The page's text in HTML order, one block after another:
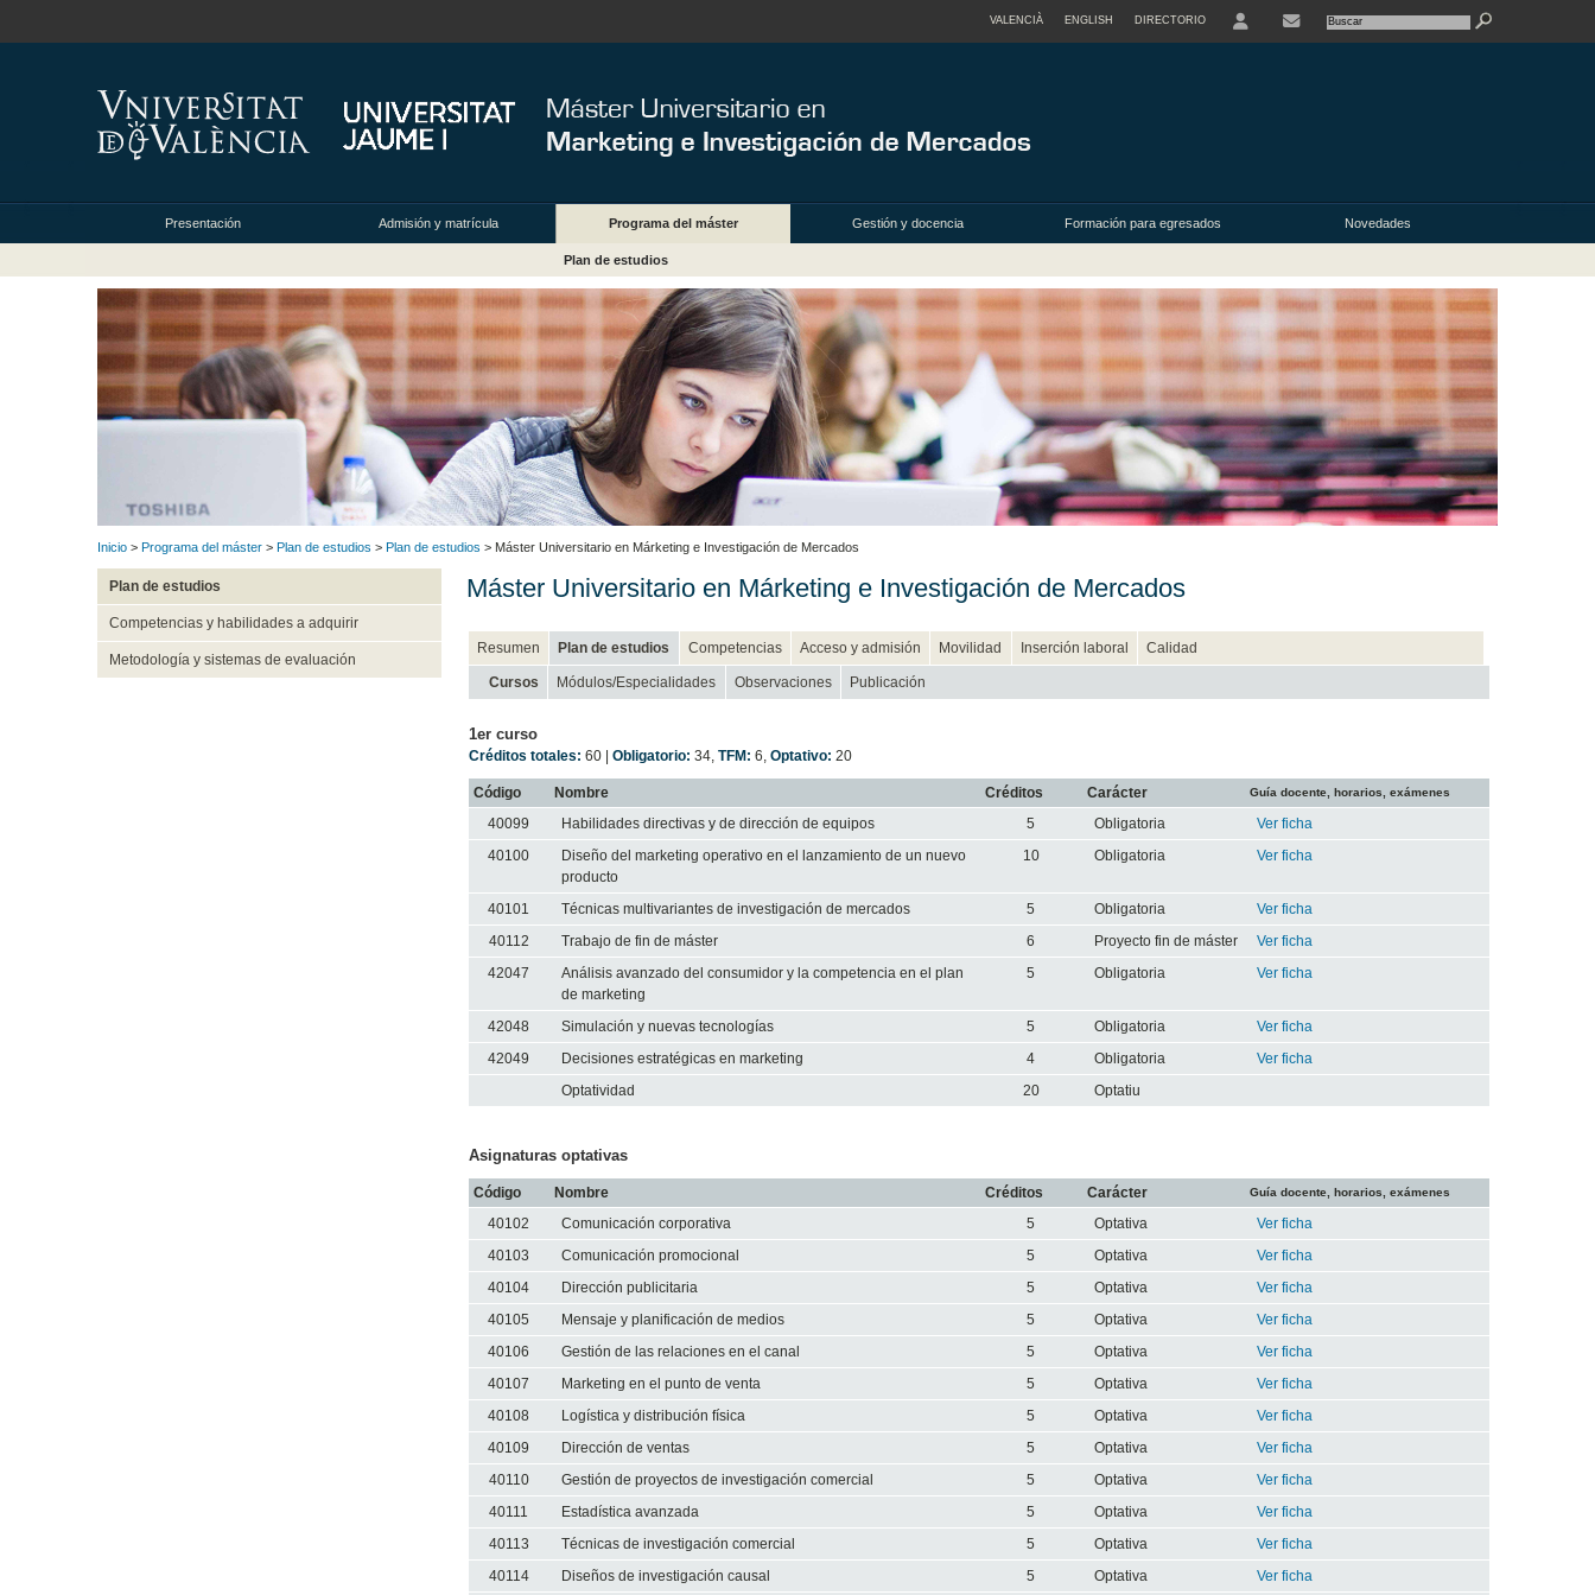
VALENCIÀ ENGLISH DIRECTORIO
Presentación Admisión y matrícula Programa del máster Gestión y docencia Formación para egresados Novedades
Plan de estudios
Inicio > Programa del máster > Plan de estudios > Plan de estudios > Máster Universitario en Márketing e Investigación de Mercados
Plan de estudios
Competencias y habilidades a adquirir
Metodología y sistemas de evaluación
Máster Universitario en Márketing e Investigación de Mercados
Resumen Plan de estudios Competencias Acceso y admisión Movilidad Inserción laboral Calidad
Cursos Módulos/Especialidades Observaciones Publicación
1er curso
Créditos totales: 60 | Obligatorio: 34, TFM: 6 Optativo: 20
Código Nombre Créditos Carácter Guía docente, horarios, exámenes
40099 Habilidades directivas y de dirección de equipos 5 Obligatoria
Ver ficha
40100
Diseño del marketing operativo en el lanzamiento de un nuevo
producto
10 Obligatoria Ver ficha
40101 Técnicas multivariantes de investigación de mercados 5 Obligatoria
Ver ficha
40112
Trabajo de fin de máster 6 Proyecto fin de máster
Ver ficha
42047
Análisis avanzado del consumidor y la competencia en el plan
de marketing
5 Obligatoria Ver ficha
42048 Simulación y nuevas tecnologías 5 Obligatoria
Ver ficha
42049
Decisiones estratégicas en marketing 4 Obligatoria
Ver ficha
Optatividad
20 Optatiu
Asignaturas optativas
Código Nombre Créditos Carácter Guía docente, horarios, exámenes
40102 Comunicación corporativa 5 Optativa
Ver ficha
40103
Comunicación promocional 5 Optativa
Ver ficha
40104
Dirección publicitaria 5 Optativa
Ver ficha
40105
Mensaje y planificación de medios 5 Optativa
Ver ficha
40106
Gestión de las relaciones en el canal 5 Optativa
Ver ficha
40107
Marketing en el punto de venta 5 Optativa
Ver ficha
40108
Logística y distribución física 5 Optativa
Ver ficha
40109
Dirección de ventas 5 Optativa
Ver ficha
40110
Gestión de proyectos de investigación comercial 5 Optativa
Ver ficha
40111
Estadística avanzada 5 Optativa
Ver ficha
40113
Técnicas de investigación comercial 5 Optativa
Ver ficha
40114
Diseños de investigación causal 5 Optativa Ver ficha